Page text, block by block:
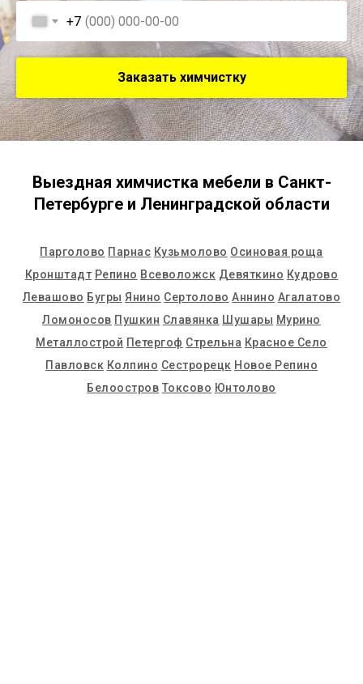
+7
Заказать химчистку
Выездная химчистка мебели в Санкт-
Петербурге и Ленинградской области
Парголово Парнас Кузьмолово Осиновая роща
Кронштадт Репино Всеволожск Девяткино Кудрово
Левашово Бугры Янино Сертолово Аннино Агалатово
Ломоносов Пушкин Славянка Шушары Мурино
Металлострой Петергоф Стрельна Красное Село
Павловск Колпино Сестрорецк Новое Репино
Белоостров Токсово Юнтолово